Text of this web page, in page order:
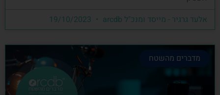
אלעד גרגיר - מייסד ומנכ"ל arcdb
מדברים מהשטח